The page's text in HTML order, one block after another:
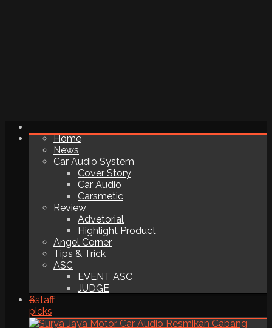
Home
News
Car Audio System
Cover Story
Car Audio
Carsmetic
Review
Advetorial
Highlight Product
Angel Corner
Tips & Trick
ASC
EVENT ASC
JUDGE
6staff
picks